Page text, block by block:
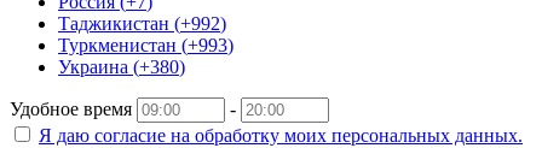
Таджикистан (+992)
Туркменистан (+993)
Украина (+380)
Удобное время
-
Я даю согласие на обработку моих персональных данных.